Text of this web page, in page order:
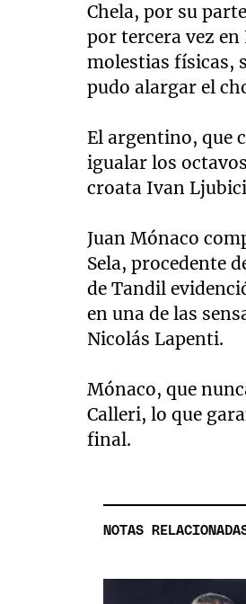
Chela, por su
por tercera vez en
molestias físicas,
pudo alargar el
El argentino, que
igualar los
croata Ivan
Juan Mónaco
Sela, procedente
de Tandil
en una de las
Nicolás Lapenti.
Mónaco, que
Calleri, lo que
final.
NOTAS